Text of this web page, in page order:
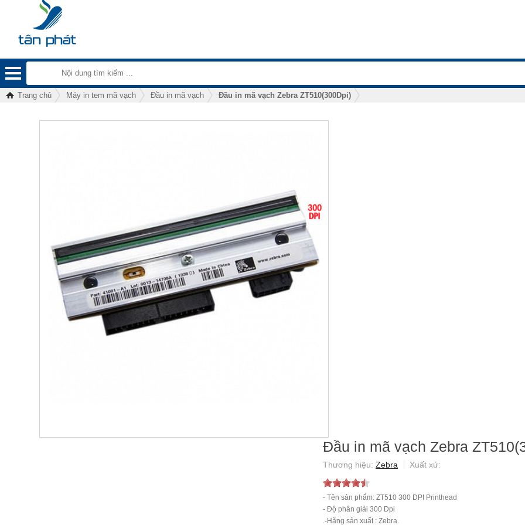
Trang chủ Máy in tem mã vạch Đầu in mã vạch Đầu in mã vạch Zebra ZT510(300Dpi)
Đầu in mã vạch Zebra
Zebra
- Tên sản phẩm: ZT510 300 DPI Printhead
- Độ phân giải 300 Dpi
.-Hãng sản xuất : Zebra.